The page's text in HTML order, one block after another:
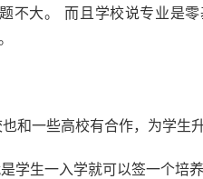
不大。 而且学校说专业是
和一些高校有合作，为学生升
学生一入学就可以签一个培